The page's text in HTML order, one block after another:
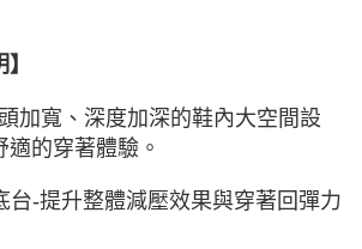
加寬、深度加深的鞋內大空間設
的穿著體驗。
台-提升整體減壓效果與穿著回彈力